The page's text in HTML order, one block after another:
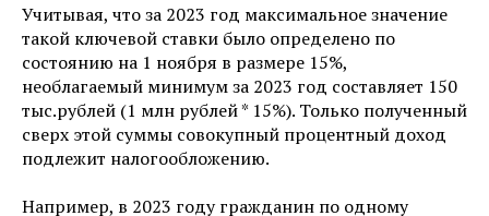
Учитывая, что за 2023 год максимальное значение
такой ключевой ставки было определено по
состоянию на 1 ноября в размере 15%,
необлагаемый минимум за 2023 год составляет 150
тыс.рублей (1 млн рублей * 15%). Только полученный
сверх этой суммы совокупный процентный доход
подлежит налогообложению.
Например, в 2023 году гражданин по одному